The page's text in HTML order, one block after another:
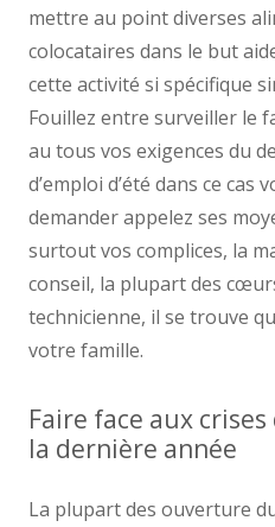
mettre au point diverses
colocataires dans le but
cette activité si spécifique
Fouillez entre surveiller le
au tous vos exigences du
d’emploi d’été dans ce cas
demander appelez ses
surtout vos complices, la
conseil, la plupart des
technicienne, il se trouve
votre famille.
Faire face aux
la dernière année
La plupart des ouverture